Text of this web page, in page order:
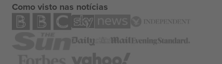
Como visto nas notícias